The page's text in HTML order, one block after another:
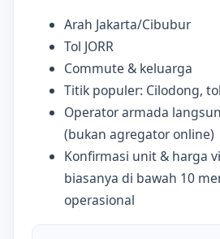
Arah Jakarta/Cibubur
Tol JORR
Commute & keluarga
Titik populer: Cilodong, tol
Operator armada
(bukan agregator online)
Konfirmasi unit & harga
biasanya di bawah 10
operasional